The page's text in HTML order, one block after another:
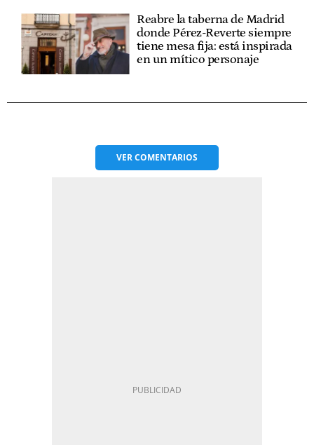
Reabre la taberna de Madrid
donde Pérez-Reverte siempre
tiene mesa fija: está inspirada
en un mítico personaje
VERCOMENTARIOS